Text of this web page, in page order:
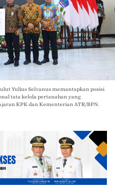
Yulius Selvanus memantapkan posisi
tata kelola pertanahan yang
KPK dan Kementerian ATR/BPN.